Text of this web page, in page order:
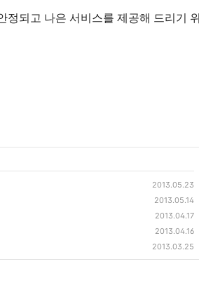
되고 나은 서비스를 제공해 드리기 위
2013.05.23
2013.05.14
2013.04.17
2013.04.16
2013.03.25